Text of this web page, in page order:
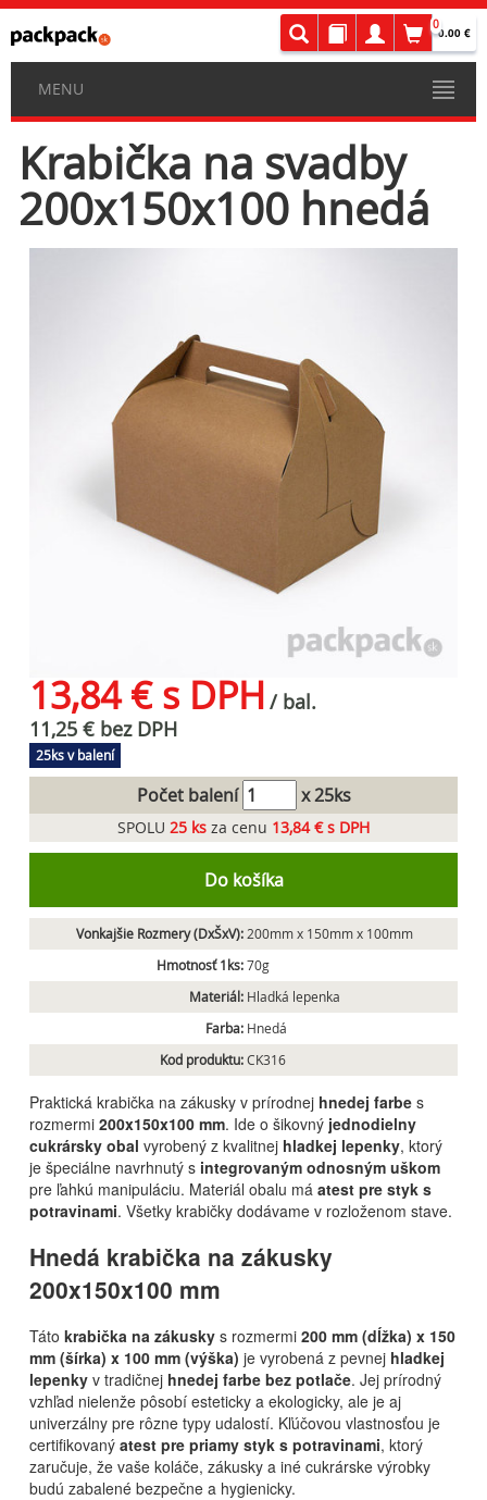
0
0.00 €
MENU
Krabička na svadby
200x150x100 hnedá
13,84 € s DPH / bal.
11,25 € bez DPH
25ks v balení
Počet balení x 25ks
SPOLU 25 ks za cenu 13,84 € s DPH
Do košíka
Vonkajšie Rozmery (DxŠxV): 200mm x 150mm x 100mm
Hmotnosť 1ks:70g
Materiál: Hladká lepenka
Farba: Hnedá
Kod produktu:CK316
Praktická krabička na zákusky v prírodnej hnedej farbe s
rozmermi 200x150x100 mm. Ide o šikovný jednodielny
cukrársky obal vyrobený z kvalitnej hladkej lepenky, ktorý
je špeciálne navrhnutý s integrovaným odnosným uškom
pre ľahkú manipuláciu. Materiál obalu má atest pre styk s
potravinami. Všetky krabičky dodávame v rozloženom stave.
Hnedá krabička na zákusky
200x150x100 mm
Táto krabička na zákusky s rozmermi 200 mm (dĺžka) x 150
mm (šírka) x 100 mm (výška) je vyrobená z pevnej hladkej
lepenky v tradičnej hnedej farbe bez potlače. Jej prírodný
vzhľad nielenže pôsobí esteticky a ekologicky, ale je aj
univerzálny pre rôzne typy udalostí. Kľúčovou vlastnosťou je
certifikovaný atest pre priamy styk s potravinami, ktorý
zaručuje, že vaše koláče, zákusky a iné cukrárske výrobky
budú zabalené bezpečne a hygienicky.